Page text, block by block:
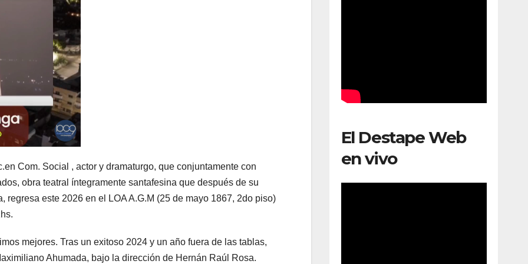
Com. Social , actor y dramaturgo, que conjuntamente con
obra teatral íntegramente santafesina que después de su
este 2026 en el LOA A.G.M (25 de mayo 1867, 2do piso)
mejores. Tras un exitoso 2024 y un año fuera de las tablas,
Ahumada, bajo la dirección de Hernán Raúl Rosa.
El Destape Web
en vivo